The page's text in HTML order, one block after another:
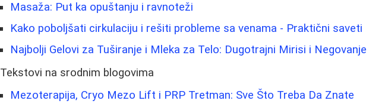
Masaža: Put ka opuštanju i ravnoteži
Kako poboljšati cirkulaciju i rešiti probleme sa venama - Praktični saveti
Najbolji Gelovi za Tuširanje i Mleka za Telo: Dugotrajni Mirisi i
Tekstovi na srodnim blogovima
Mezoterapija, Cryo Mezo Lift i PRP Tretman: Sve Što Treba Da Znate